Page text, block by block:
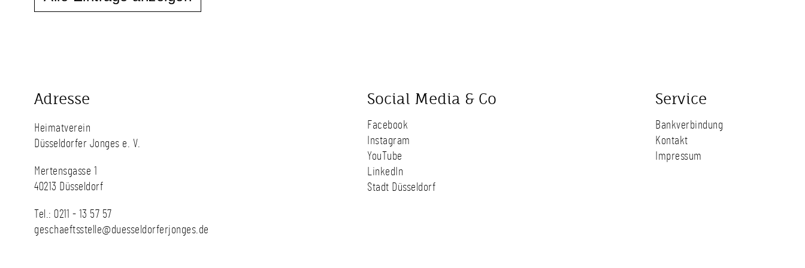
Adresse
Heimatverein
Düsseldorfer Jonges e. V.
Mertensgasse 1
40213 Düsseldorf
Tel.: 0211 - 13 57 57
geschaeftsstelle@duesseldorferjonges.de
Social Media & Co
Facebook
Instagram
YouTube
LinkedIn
Stadt Düsseldorf
Service
Bankverbindung
Kontakt
Impressum